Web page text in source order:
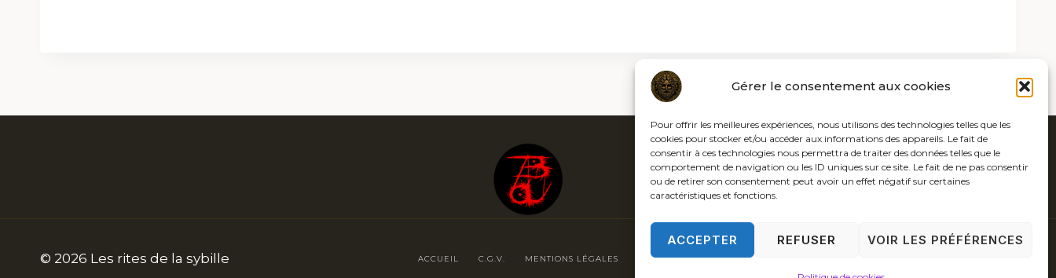
Gérer le consentement aux cookies
Pour offrir les meilleures expériences, nous utilisons des technologies telles que les
cookies pour stocker et/ou accéder aux informations des appareils. Le fait de
consentir à ces technologies nous permettra de traiter des données telles que le
comportement de navigation ou les ID uniques sur ce site. Le fait de ne pas consentir
ou de retirer son consentement peut avoir un effet négatif sur certaines
caractéristiques et fonctions.
ACCEPTER REFUSER VOIR LES PRÉFÉRENCES
© 2026 Les rites de la sybille ACCUEIL C.G.V. MENTIONS LÉGALES POLITIQUE DE COOKIES (UE)